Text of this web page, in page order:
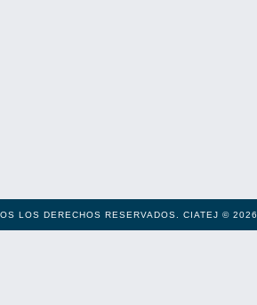
LOS DERECHOS RESERVADOS. CIATEJ © 2026